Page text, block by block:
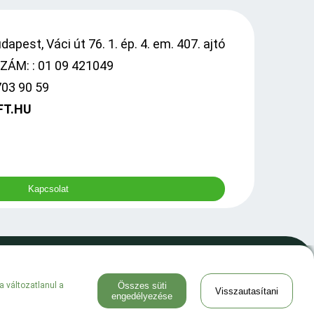
változatlanul a
Összes süti
engedélyezése
Visszautasítani
Váci út 76. 1. ép. 4. em. 407. ajtó
: 01 09 421049
90 59
Kapcsolat